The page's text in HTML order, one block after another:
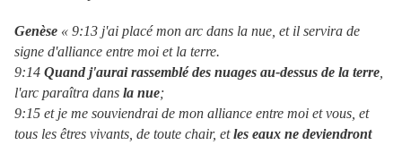
Genèse « 9:13 j'ai placé mon arc dans la nue, et il servira de
signe d'alliance entre moi et la terre.
9:14 Quand j'aurai rassemblé des nuages au-dessus de la terre
l'arc paraîtra dans la nue;
9:15 et je me souviendrai de mon alliance entre moi et vous, et
tous les êtres vivants, de toute chair, etles eaux ne deviendront